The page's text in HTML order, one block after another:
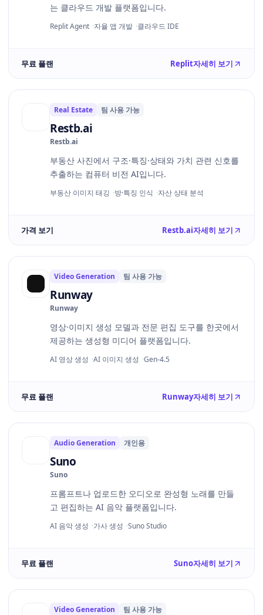
는 클라우드 개발 플랫폼입니다.
Replit Agent 자율 앱 개발 클라우드 IDE
무료 플랜 Replit자세히 보기
Real Estate 팀 사용 가능
Restb.ai
Restb.ai
부동산 사진에서 구조·특징·상태와 가치 관련 신호를
추출하는 컴퓨터 비전 AI입니다.
부동산 이미지 태깅 방·특징 인식 자산 상태 분석
가격 보기 Restb.ai자세히 보기
Video Generation 팀 사용 가능
Runway
Runway
영상·이미지 생성 모델과 전문 편집 도구를 한곳에서
제공하는 생성형 미디어 플랫폼입니다.
AI 영상 생성 AI 이미지 생성 Gen-4.5
무료 플랜 Runway자세히 보기
Audio Generation 개인용
Suno
Suno
프롬프트나 업로드한 오디오로 완성형 노래를 만들
고 편집하는 AI 음악 플랫폼입니다.
AI 음악 생성 가사 생성 Suno Studio
무료 플랜 Suno자세히 보기
Video Generation 팀 사용 가능